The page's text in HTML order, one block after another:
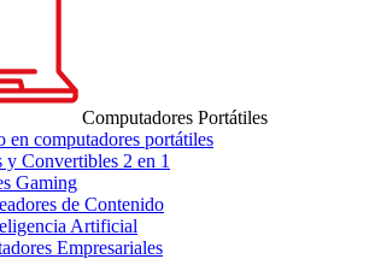
Computadores Portátiles
en computadores portátiles
y Convertibles 2 en 1
Gaming
de Contenido
Artificial
Empresariales